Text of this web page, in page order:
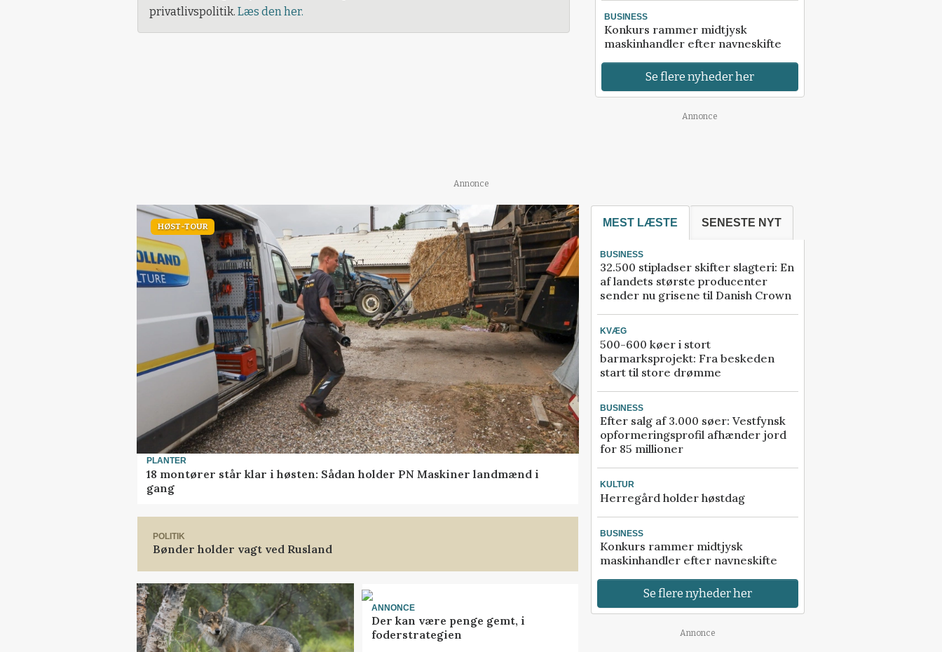
privatlivspolitik. Læs den her. BUSINESS
Konkurs rammer midtjysk
maskinhandler efter navneskifte
Se flere nyheder her
Annonce
Annonce
HØST-TOUR
PLANTER
18 montører står klar i høsten: Sådan holder PN Maskiner landmænd i
gang
POLITIK
Bønder holder vagt ved Rusland
ANNONCE
Der kan være penge gemt, i
foderstrategien
MEST LÆSTE SENESTE NYT
BUSINESS
32.500 stipladser skifter slagteri: En
af landets største producenter
sender nu grisene til Danish Crown
KVÆG
500-600 køer i stort
barmarksprojekt: Fra beskeden
start til store drømme
BUSINESS
Efter salg af 3.000 søer: Vestfynsk
opformeringsprofil afhænder jord
for 85 millioner
KULTUR
Herregård holder høstdag
BUSINESS
Konkurs rammer midtjysk
maskinhandler efter navneskifte
Se flere nyheder her
Annonce